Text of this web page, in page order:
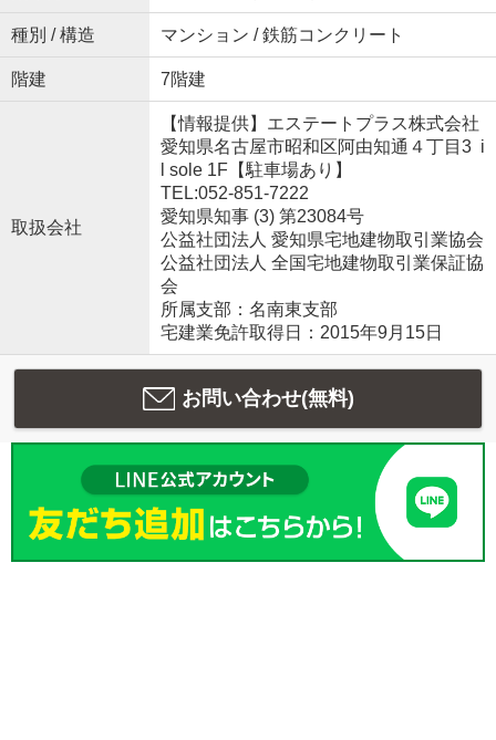
種別 / 構造 マンション / 鉄筋コンクリート
階建 7階建
取扱会社
【情報提供】エステートプラス株式会社
愛知県名古屋市昭和区阿由知通４丁目3 i
l sole 1F【駐車場あり】
TEL:052-851-7222
愛知県知事 (3) 第23084号
公益社団法人 愛知県宅地建物取引業協会
公益社団法人 全国宅地建物取引業保証協
会
所属支部：名南東支部
宅建業免許取得日：2015年9月15日
お問い合わせ(無料)